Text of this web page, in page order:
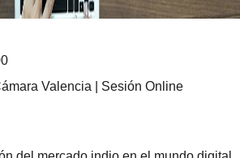
Valencia | Sesión Online